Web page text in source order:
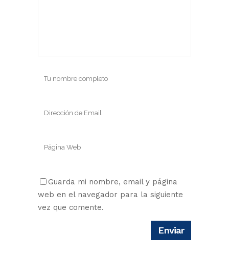
Guarda mi nombre, email y página
web en el navegador para la siguiente
vez que comente.